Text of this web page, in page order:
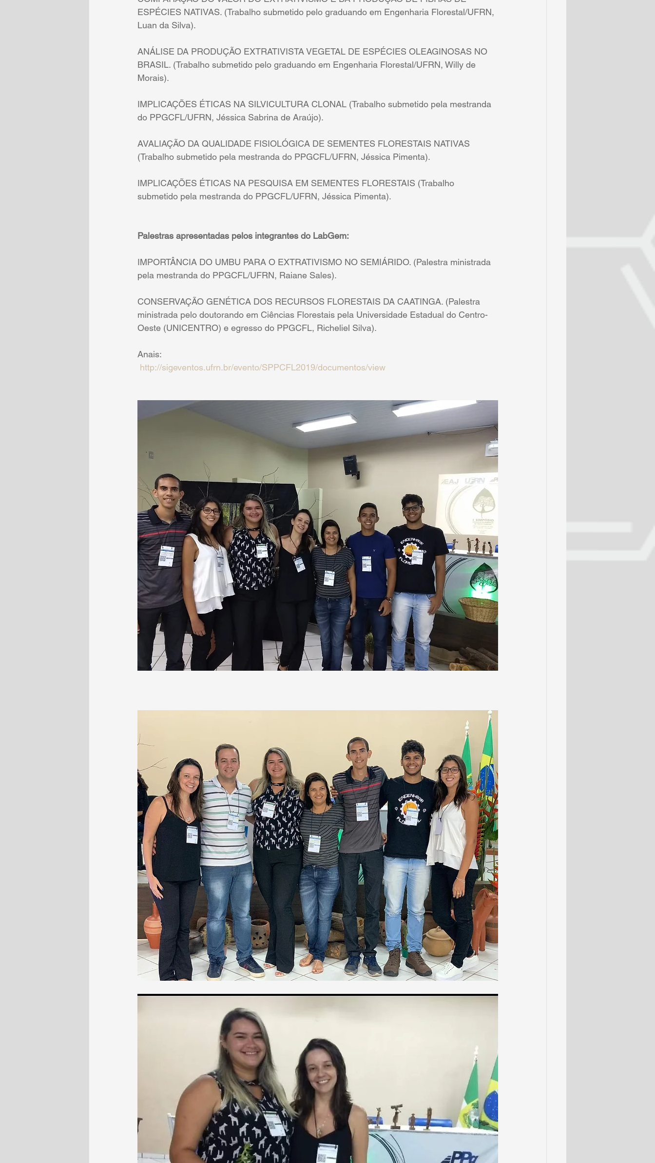
ESPÉCIES NATIVAS. (Trabalho submetido pelo graduando em Engenharia Florestal/UFRN,
Luan da Silva).
ANÁLISE DA PRODUÇÃO EXTRATIVISTA VEGETAL DE ESPÉCIES OLEAGINOSAS NO
BRASIL. (Trabalho submetido pelo graduando em Engenharia Florestal/UFRN, Willy de
Morais).
IMPLICAÇÕES ÉTICAS NA SILVICULTURA CLONAL (Trabalho submetido pela mestranda
do PPGCFL/UFRN, Jéssica Sabrina de Araújo).
AVALIAÇÃO DA QUALIDADE FISIOLÓGICA DE SEMENTES FLORESTAIS NATIVAS
(Trabalho submetido pela mestranda do PPGCFL/UFRN, Jéssica Pimenta).
IMPLICAÇÕES ÉTICAS NA PESQUISA EM SEMENTES FLORESTAIS (Trabalho
submetido pela mestranda do PPGCFL/UFRN, Jéssica Pimenta).
Palestras apresentadas pelos integrantes do LabGem:
IMPORTÂNCIA DO UMBU PARA O EXTRATIVISMO NO SEMIÁRIDO. (Palestra ministrada
pela mestranda do PPGCFL/UFRN, Raiane Sales).
CONSERVAÇÃO GENÉTICA DOS RECURSOS FLORESTAIS DA CAATINGA. (Palestra
ministrada pelo doutorando em Ciências Florestais pela Universidade Estadual do Centro-
Oeste (UNICENTRO) e egresso do PPGCFL, Richeliel Silva).
Anais:
http://sigeventos.ufrn.br/evento/SPPCFL2019/documentos/view